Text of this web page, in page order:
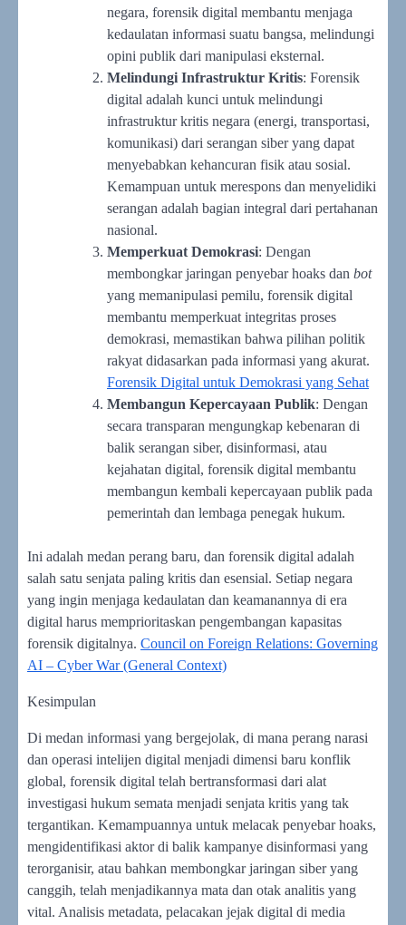
negara, forensik digital membantu menjaga
kedaulatan informasi suatu bangsa, melindungi
opini publik dari manipulasi eksternal.
Melindungi Infrastruktur Kritis: Forensik
digital adalah kunci untuk melindungi
infrastruktur kritis negara (energi, transportasi,
komunikasi) dari serangan siber yang dapat
menyebabkan kehancuran fisik atau sosial.
Kemampuan untuk merespons dan menyelidiki
serangan adalah bagian integral dari pertahanan
nasional.
Memperkuat Demokrasi: Dengan
membongkar jaringan penyebar hoaks dan bot
yang memanipulasi pemilu, forensik digital
membantu memperkuat integritas proses
demokrasi, memastikan bahwa pilihan politik
rakyat didasarkan pada informasi yang akurat.
Forensik Digital untuk Demokrasi yang Sehat
Membangun Kepercayaan Publik: Dengan
secara transparan mengungkap kebenaran di
balik serangan siber, disinformasi, atau
kejahatan digital, forensik digital membantu
membangun kembali kepercayaan publik pada
pemerintah dan lembaga penegak hukum.
Ini adalah medan perang baru, dan forensik digital adalah
salah satu senjata paling kritis dan esensial. Setiap negara
yang ingin menjaga kedaulatan dan keamanannya di era
digital harus memprioritaskan pengembangan kapasitas
forensik digitalnya. Council on Foreign Relations: Governing
AI – Cyber War (General Context)
Kesimpulan
Di medan informasi yang bergejolak, di mana perang narasi
dan operasi intelijen digital menjadi dimensi baru konflik
global, forensik digital telah bertransformasi dari alat
investigasi hukum semata menjadi senjata kritis yang tak
tergantikan. Kemampuannya untuk melacak penyebar hoaks,
mengidentifikasi aktor di balik kampanye disinformasi yang
terorganisir, atau bahkan membongkar jaringan siber yang
canggih, telah menjadikannya mata dan otak analitis yang
vital. Analisis metadata, pelacakan jejak digital di media